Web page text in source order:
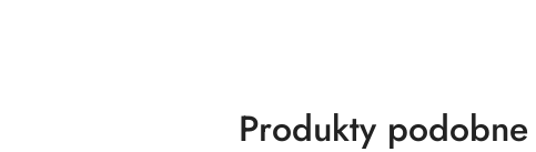
Produkty
Produkty podobne